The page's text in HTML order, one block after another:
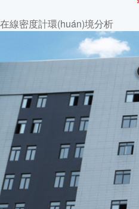
在線密度計環(huán)境分析